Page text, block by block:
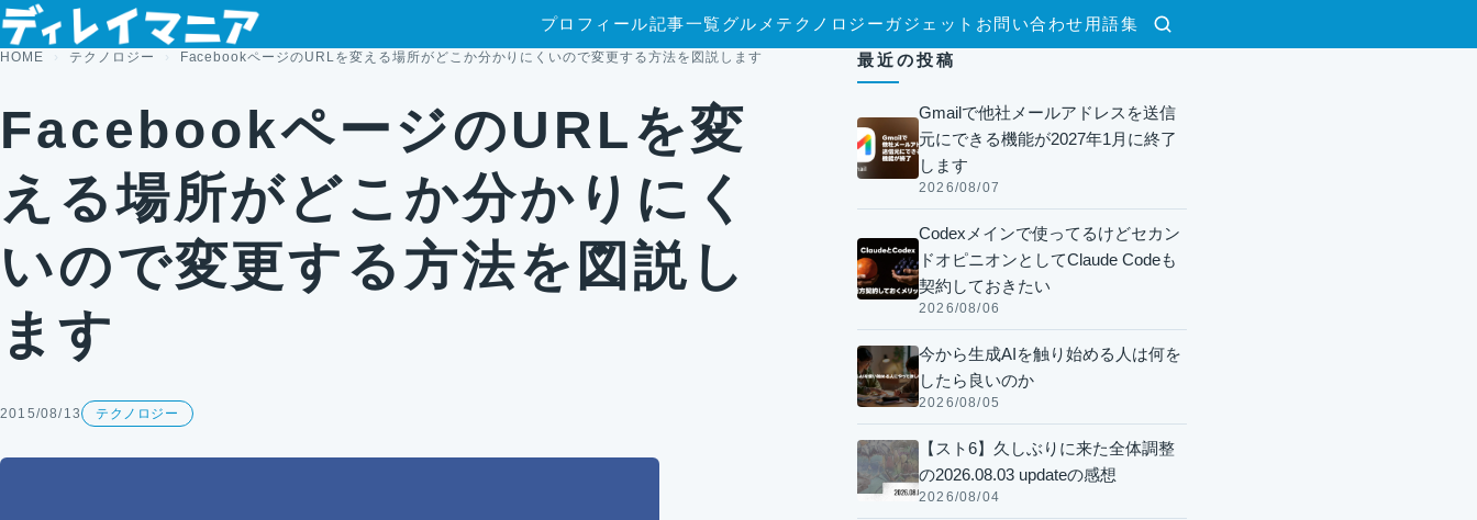
コンテンツへスキップ
検索
プロフィール記事一覧グルメ テクノロジー ガジェット お問い合わせ 用語集
HOME テクノロジー FacebookページのURLを変える場所がどこか分かりにくいので変更する方法を図説します
FacebookページのURLを変
える場所がどこか分かりにく
いので変更する方法を図説し
ます
2015/08/13 テクノロジー
最近の投稿
Gmailで他社メールアドレスを送信
元にできる機能が2027年1月に終了
します
2026/08/07
Codexメインで使ってるけどセカン
ドオピニオンとしてClaude Codeも
契約しておきたい
2026/08/06
今から生成AIを触り始める人は何を
したら良いのか
2026/08/05
【スト6】久しぶりに来た全体調整
の2026.08.03 updateの感想
2026/08/04